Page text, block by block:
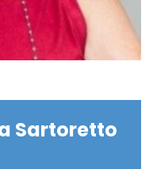
Sartoretto